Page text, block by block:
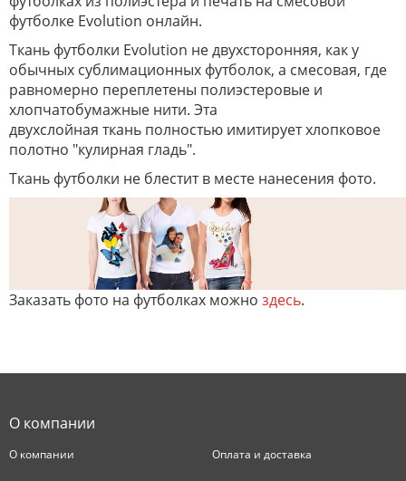
футболке Evolution онлайн.
Ткань футболки Evolution не двухсторонняя, как у
обычных сублимационных футболок, а смесовая, где
равномерно переплетены полиэстеровые и
хлопчатобумажные нити. Эта
двухслойная ткань полностью имитирует хлопковое
полотно "кулирная гладь".
Ткань футболки не блестит в месте нанесения фото.
Заказать фото на футболках можно здесь.
О компании
О компании Оплата и доставка